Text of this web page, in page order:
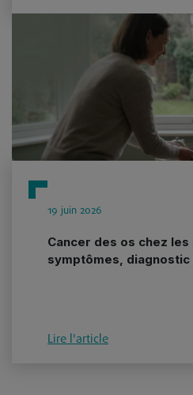
19 juin 2026
Cancer des os chez
symptômes,
Lire l'article